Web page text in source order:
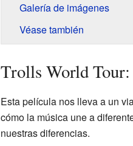
Galería de imágenes
Véase también
Trolls World
Esta película nos lleva a un
cómo la música une a
nuestras diferencias.